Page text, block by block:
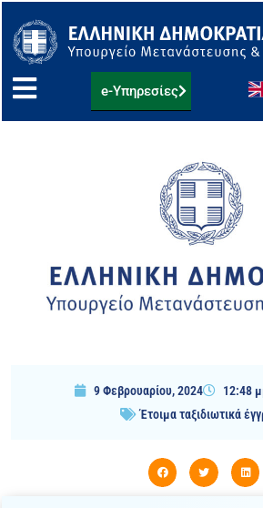
στο
περιεχόμενο
e-Υπηρεσίες
9 Φεβρουαρίου, 2024 12:48
Έτοιμα ταξιδιωτικά